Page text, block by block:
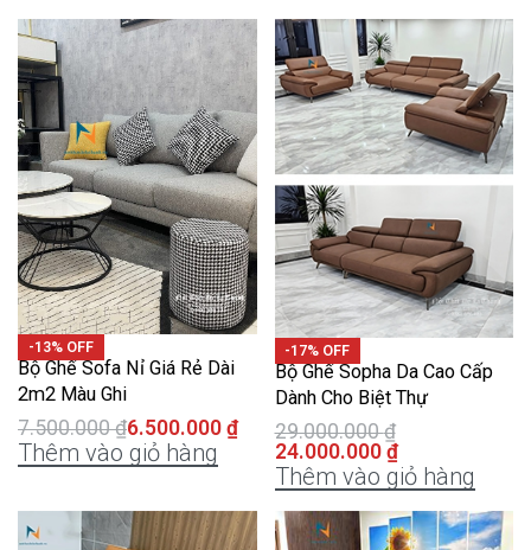
-13% OFF
Bộ Ghế Sofa Nỉ Giá Rẻ Dài
2m2 Màu Ghi
7.500.000₫6.500.000 ₫
Thêm vào giỏ hàng
-17% OFF
Bộ Ghế Sopha Da Cao Cấp
Dành Cho Biệt Thự
29.000.000₫
24.000.000 ₫
Thêm vào giỏ hàng